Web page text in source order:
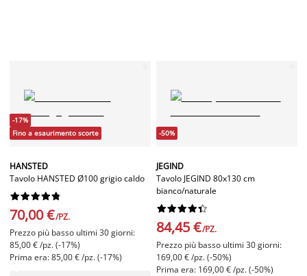
-17%
Fino a esaurimento scorte
HANSTED
Tavolo HANSTED Ø100 grigio caldo






70,00 €/PZ.
Prezzo più basso ultimi 30 giorni:
85,00 € /pz. (-17%)
Prima era: 85,00 € /pz. (-17%)
-50%
JEGIND
Tavolo JEGIND 80x130 cm
bianco/naturale






84,45 €/PZ.
Prezzo più basso ultimi 30 giorni:
169,00 € /pz. (-50%)
Prima era: 169,00 € /pz. (-50%)